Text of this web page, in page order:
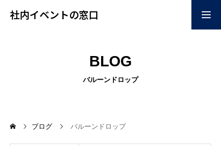
社内イベントの窓口
BLOG
バルーンドロップ
ブログ バルーンドロップ